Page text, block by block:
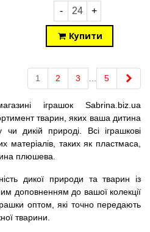
- +
Купити
1 2 3 … 5
іграшок Sabrina.biz.ua
тварин, яких ваша дитина
дикій природі. Всі іграшкові
матеріалів, таких як пластмаса,
плюшева.
дикої природи та тварин із
доповненням до вашої колекції
оптом, які точно передають
тварини.